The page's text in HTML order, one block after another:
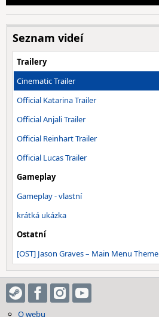
Seznam videí
Trailery
Cinematic Trailer
Official Katarina Trailer
Official Anjali Trailer
Official Reinhart Trailer
Official Lucas Trailer
Gameplay
Gameplay - vlastní
krátká ukázka
Ostatní
[OST] Jason Graves – Main Menu Theme
O webu